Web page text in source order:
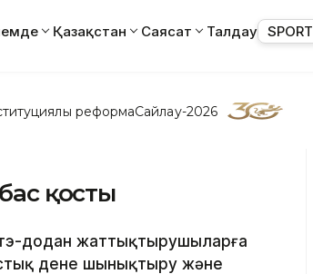
Қазақстан Саясат Талдау SPORT
реформаСайлау-2026
қосты
додан жаттықтырушыларға
дене шынықтыру және